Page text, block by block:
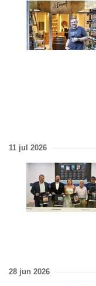
11 jul 2026
28 jun 2026